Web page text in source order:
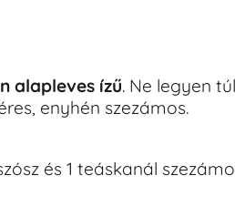
alapleves ízű. Ne legyen
enyhén szezámos.
és 1 teáskanál